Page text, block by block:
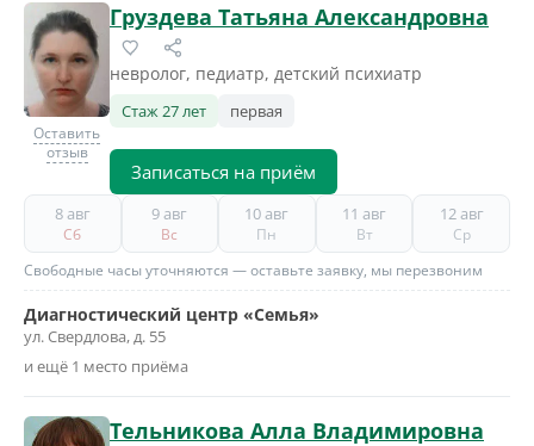
Оставить
отзыв
Груздева Татьяна Александровна
невролог, педиатр, детский психиатр
Стаж 27 лет первая
Записаться на приём
8 авг
Сб
9 авг
Вс
10 авг
Пн
11 авг
Вт
12 авг
Ср
Свободные часы уточняются — оставьте заявку, мы перезвоним
Диагностический центр «Семья»
ул. Свердлова, д. 55
и ещё 1 место приёма
Тельникова Алла Владимировна